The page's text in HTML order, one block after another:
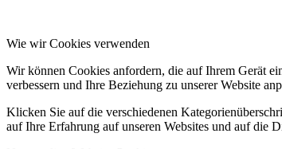
Wie wir Cookies verwenden
Wir können Cookies anfordern, die auf Ihrem Gerät
verbessern und Ihre Beziehung zu unserer Website
Klicken Sie auf die verschiedenen
auf Ihre Erfahrung auf unseren Websites und auf die